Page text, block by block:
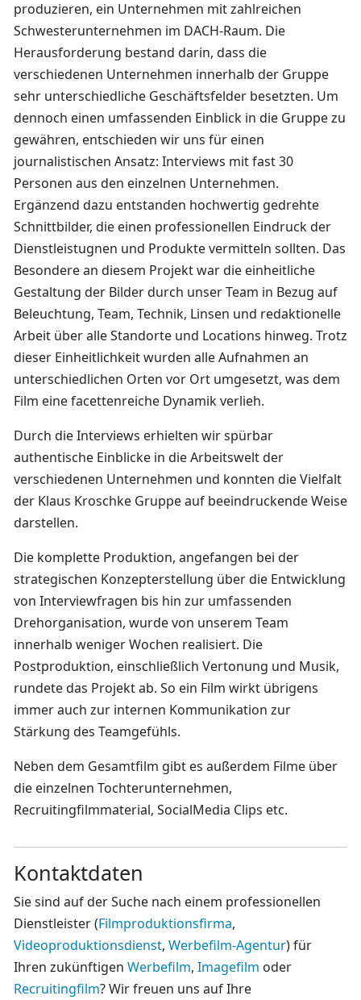
produzieren, ein Unternehmen mit zahlreichen
Schwesterunternehmen im DACH-Raum. Die
Herausforderung bestand darin, dass die
verschiedenen Unternehmen innerhalb der Gruppe
sehr unterschiedliche Geschäftsfelder besetzten. Um
dennoch einen umfassenden Einblick in die Gruppe zu
gewähren, entschieden wir uns für einen
journalistischen Ansatz: Interviews mit fast 30
Personen aus den einzelnen Unternehmen.
Ergänzend dazu entstanden hochwertig gedrehte
Schnittbilder, die einen professionellen Eindruck der
Dienstleistugnen und Produkte vermitteln sollten. Das
Besondere an diesem Projekt war die einheitliche
Gestaltung der Bilder durch unser Team in Bezug auf
Beleuchtung, Team, Technik, Linsen und redaktionelle
Arbeit über alle Standorte und Locations hinweg. Trotz
dieser Einheitlichkeit wurden alle Aufnahmen an
unterschiedlichen Orten vor Ort umgesetzt, was dem
Film eine facettenreiche Dynamik verlieh.
Durch die Interviews erhielten wir spürbar
authentische Einblicke in die Arbeitswelt der
verschiedenen Unternehmen und konnten die Vielfalt
der Klaus Kroschke Gruppe auf beeindruckende Weise
darstellen.
Die komplette Produktion, angefangen bei der
strategischen Konzepterstellung über die Entwicklung
von Interviewfragen bis hin zur umfassenden
Drehorganisation, wurde von unserem Team
innerhalb weniger Wochen realisiert. Die
Postproduktion, einschließlich Vertonung und Musik,
rundete das Projekt ab. So ein Film wirkt übrigens
immer auch zur internen Kommunikation zur
Stärkung des Teamgefühls.
Neben dem Gesamtfilm gibt es außerdem Filme über
die einzelnen Tochterunternehmen,
Recruitingfilmmaterial, SocialMedia Clips etc.
Kontaktdaten
Sie sind auf der Suche nach einem professionellen
Dienstleister (Filmproduktionsfirma,
Videoproduktionsdienst, Werbefilm-Agentur) für
Ihren zukünftigen Werbefilm, Imagefilm oder
Recruitingfilm? Wir freuen uns auf Ihre